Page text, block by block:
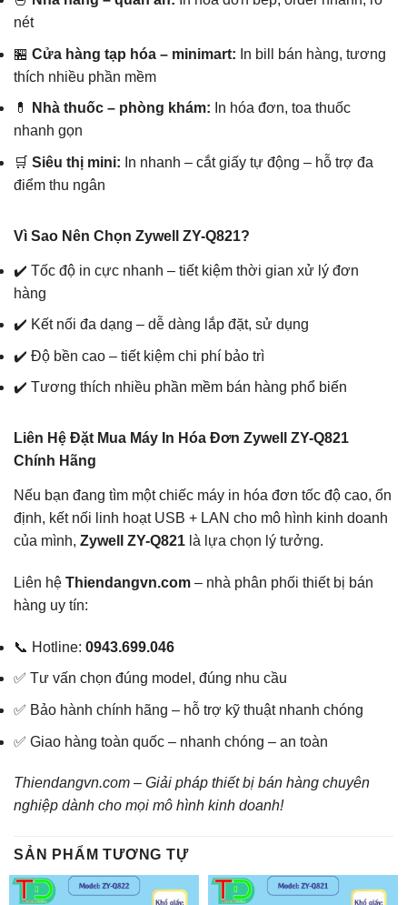
nét
🏪 Cửa hàng tạp hóa – minimart: In bill bán hàng, tương
thích nhiều phần mềm
💊 Nhà thuốc – phòng khám: In hóa đơn, toa thuốc
nhanh gọn
🛒 Siêu thị mini: In nhanh – cắt giấy tự động – hỗ trợ đa
điểm thu ngân
Vì Sao Nên Chọn Zywell ZY-Q821?
✔️ Tốc độ in cực nhanh – tiết kiệm thời gian xử lý đơn
hàng
✔️ Kết nối đa dạng – dễ dàng lắp đặt, sử dụng
✔️ Độ bền cao – tiết kiệm chi phí bảo trì
✔️ Tương thích nhiều phần mềm bán hàng phổ biến
Liên Hệ Đặt Mua Máy In Hóa Đơn Zywell ZY-Q821
Chính Hãng
Nếu bạn đang tìm một chiếc máy in hóa đơn tốc độ cao, ổn
định, kết nối linh hoạt USB + LAN cho mô hình kinh doanh
của mình, Zywell ZY-Q821 là lựa chọn lý tưởng.
Liên hệ Thiendangvn.com – nhà phân phối thiết bị bán
hàng uy tín:
📞 Hotline: 0943.699.046
✅ Tư vấn chọn đúng model, đúng nhu cầu
✅ Bảo hành chính hãng – hỗ trợ kỹ thuật nhanh chóng
✅ Giao hàng toàn quốc – nhanh chóng – an toàn
Thiendangvn.com – Giải pháp thiết bị bán hàng chuyên
nghiệp dành cho mọi mô hình kinh doanh!
SẢN PHẨM TƯƠNG TỰ